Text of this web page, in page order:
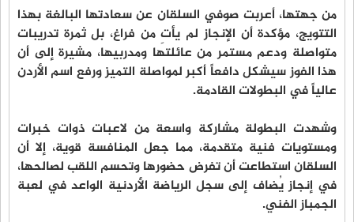
من جهتها، أعربت صوفي السلقان عن سعادتها البالغة بهذا
التتويج، مؤكدة أن الإنجاز لم يأتِ من فراغ، بل ثمرة تدريبات
متواصلة ودعم مستمر من عائلتها ومدربيها، مشيرة إلى أن
هذا الفوز سيشكل دافعاً أكبر لمواصلة التميز ورفع اسم الأردن
عالياً في البطولات القادمة.
وشهدت البطولة مشاركة واسعة من لاعبات ذوات خبرات
ومستويات فنية متقدمة، مما جعل المنافسة قوية، إلا أن
السلقان استطاعت أن تفرض حضورها وتحسم اللقب لصالحها،
في إنجاز يُضاف إلى سجل الرياضة الأردنية الواعد في لعبة
الجمباز الفني.